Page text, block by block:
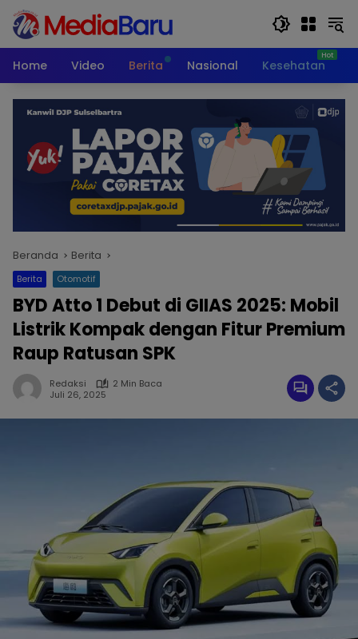
Langsung
konten
Home
Video Berita Nasional Kesehatan
Beranda Berita
Berita Otomotif
BYD Atto 1 Debut di GIIAS 2025: Mobil
Listrik Kompak dengan Fitur Premium
Raup Ratusan SPK
Redaksi
2 Min Baca
Juli 26, 2025